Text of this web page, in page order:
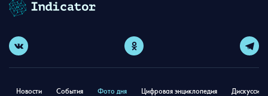
Новости События Фото дня Цифровая энциклопедия